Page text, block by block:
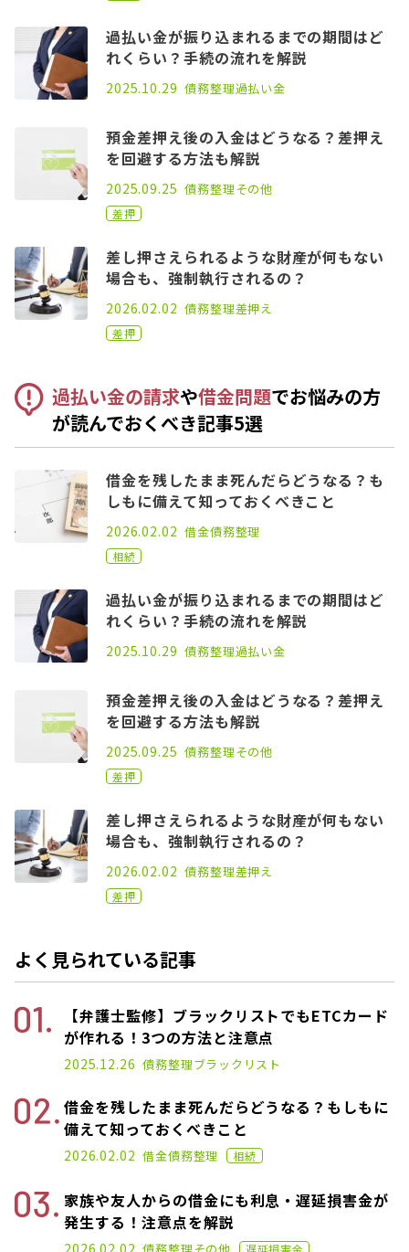
過払い金が振り込まれるまでの期間はど
れくらい？手続の流れを解説
2021.04.14
2025.10.29 債務整理過払い金
預金差押え後の入金はどうなる？差押え
を回避する方法も解説
2021.08.26
2025.09.25 債務整理その他
差押
差し押さえられるような財産が何もない
場合も、強制執行されるの？
2021.06.25
2026.02.02 債務整理差押え
差押
過払い金の請求や借金問題でお悩みの方
が読んでおくべき記事5選
借金を残したまま死んだらどうなる？も
しもに備えて知っておくべきこと
2021.02.26
2026.02.02 借金債務整理
相続
過払い金が振り込まれるまでの期間はど
れくらい？手続の流れを解説
2021.04.14
2025.10.29 債務整理過払い金
預金差押え後の入金はどうなる？差押え
を回避する方法も解説
2021.08.26
2025.09.25 債務整理その他
差押
差し押さえられるような財産が何もない
場合も、強制執行されるの？
2021.06.25
2026.02.02 債務整理差押え
差押
よく見られている記事
【弁護士監修】ブラックリストでもETCカード
が作れる！3つの方法と注意点
2021.01.14
2025.12.26 債務整理ブラックリスト
借金を残したまま死んだらどうなる？もしもに
備えて知っておくべきこと
2021.02.26
2026.02.02 借金債務整理 相続
家族や友人からの借金にも利息・遅延損害金が
発生する！注意点を解説
2022.07.06